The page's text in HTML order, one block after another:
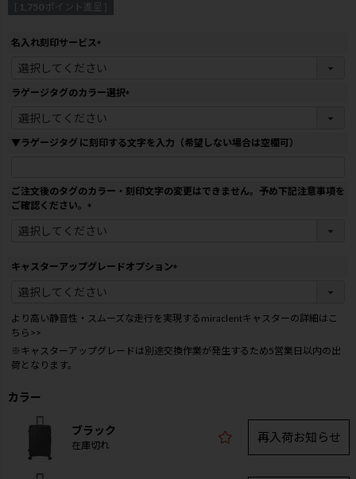
[ 1,750 ポイント進呈 ]
名入れ刻印サービス
必
須
ラゲージタグのカラー選択
須
▼ラゲージタグ に刻印する文字を入力（希望しない場合は空欄可）
ご注文後のタグのカラー・刻印文字の変更はできません。予め下記注意事項を
ご確認ください。
必
)
キャスターアップグレードオプション
須
より高い静音性・スムーズな走行を実現するmiraclentキャスターの詳細はこ
ちら>>
※キャスターアップグレードは別途交換作業が発生するため5営業日以内の出
荷となります。
カラー
ブラック
在庫切れ
再入荷お知らせ